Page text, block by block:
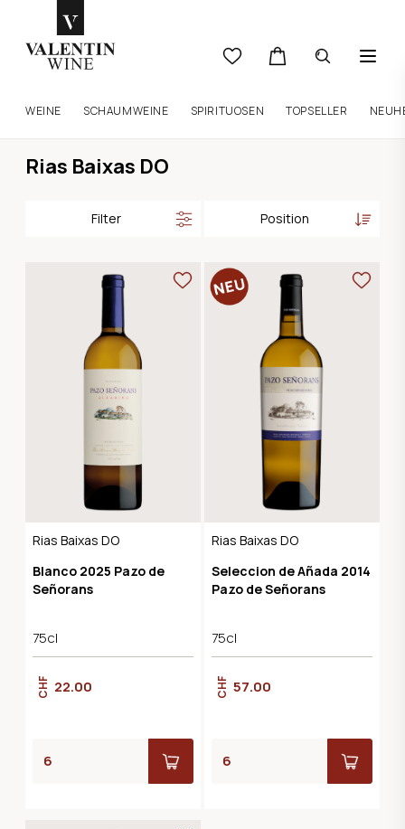
WEINE SCHAUMWEINE SPIRITUOSEN TOPSELLER
Rias Baixas DO
Filter
Rias Baixas DO
Blanco 2025 Pazo de
Señorans
75cl
CHF 22.00
Rias Baixas DO
Seleccion de Añada 2014
Pazo de Señorans
75cl
CHF 57.00